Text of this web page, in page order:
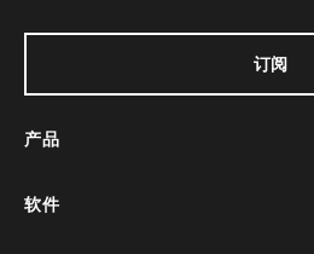
订阅
产品
软件